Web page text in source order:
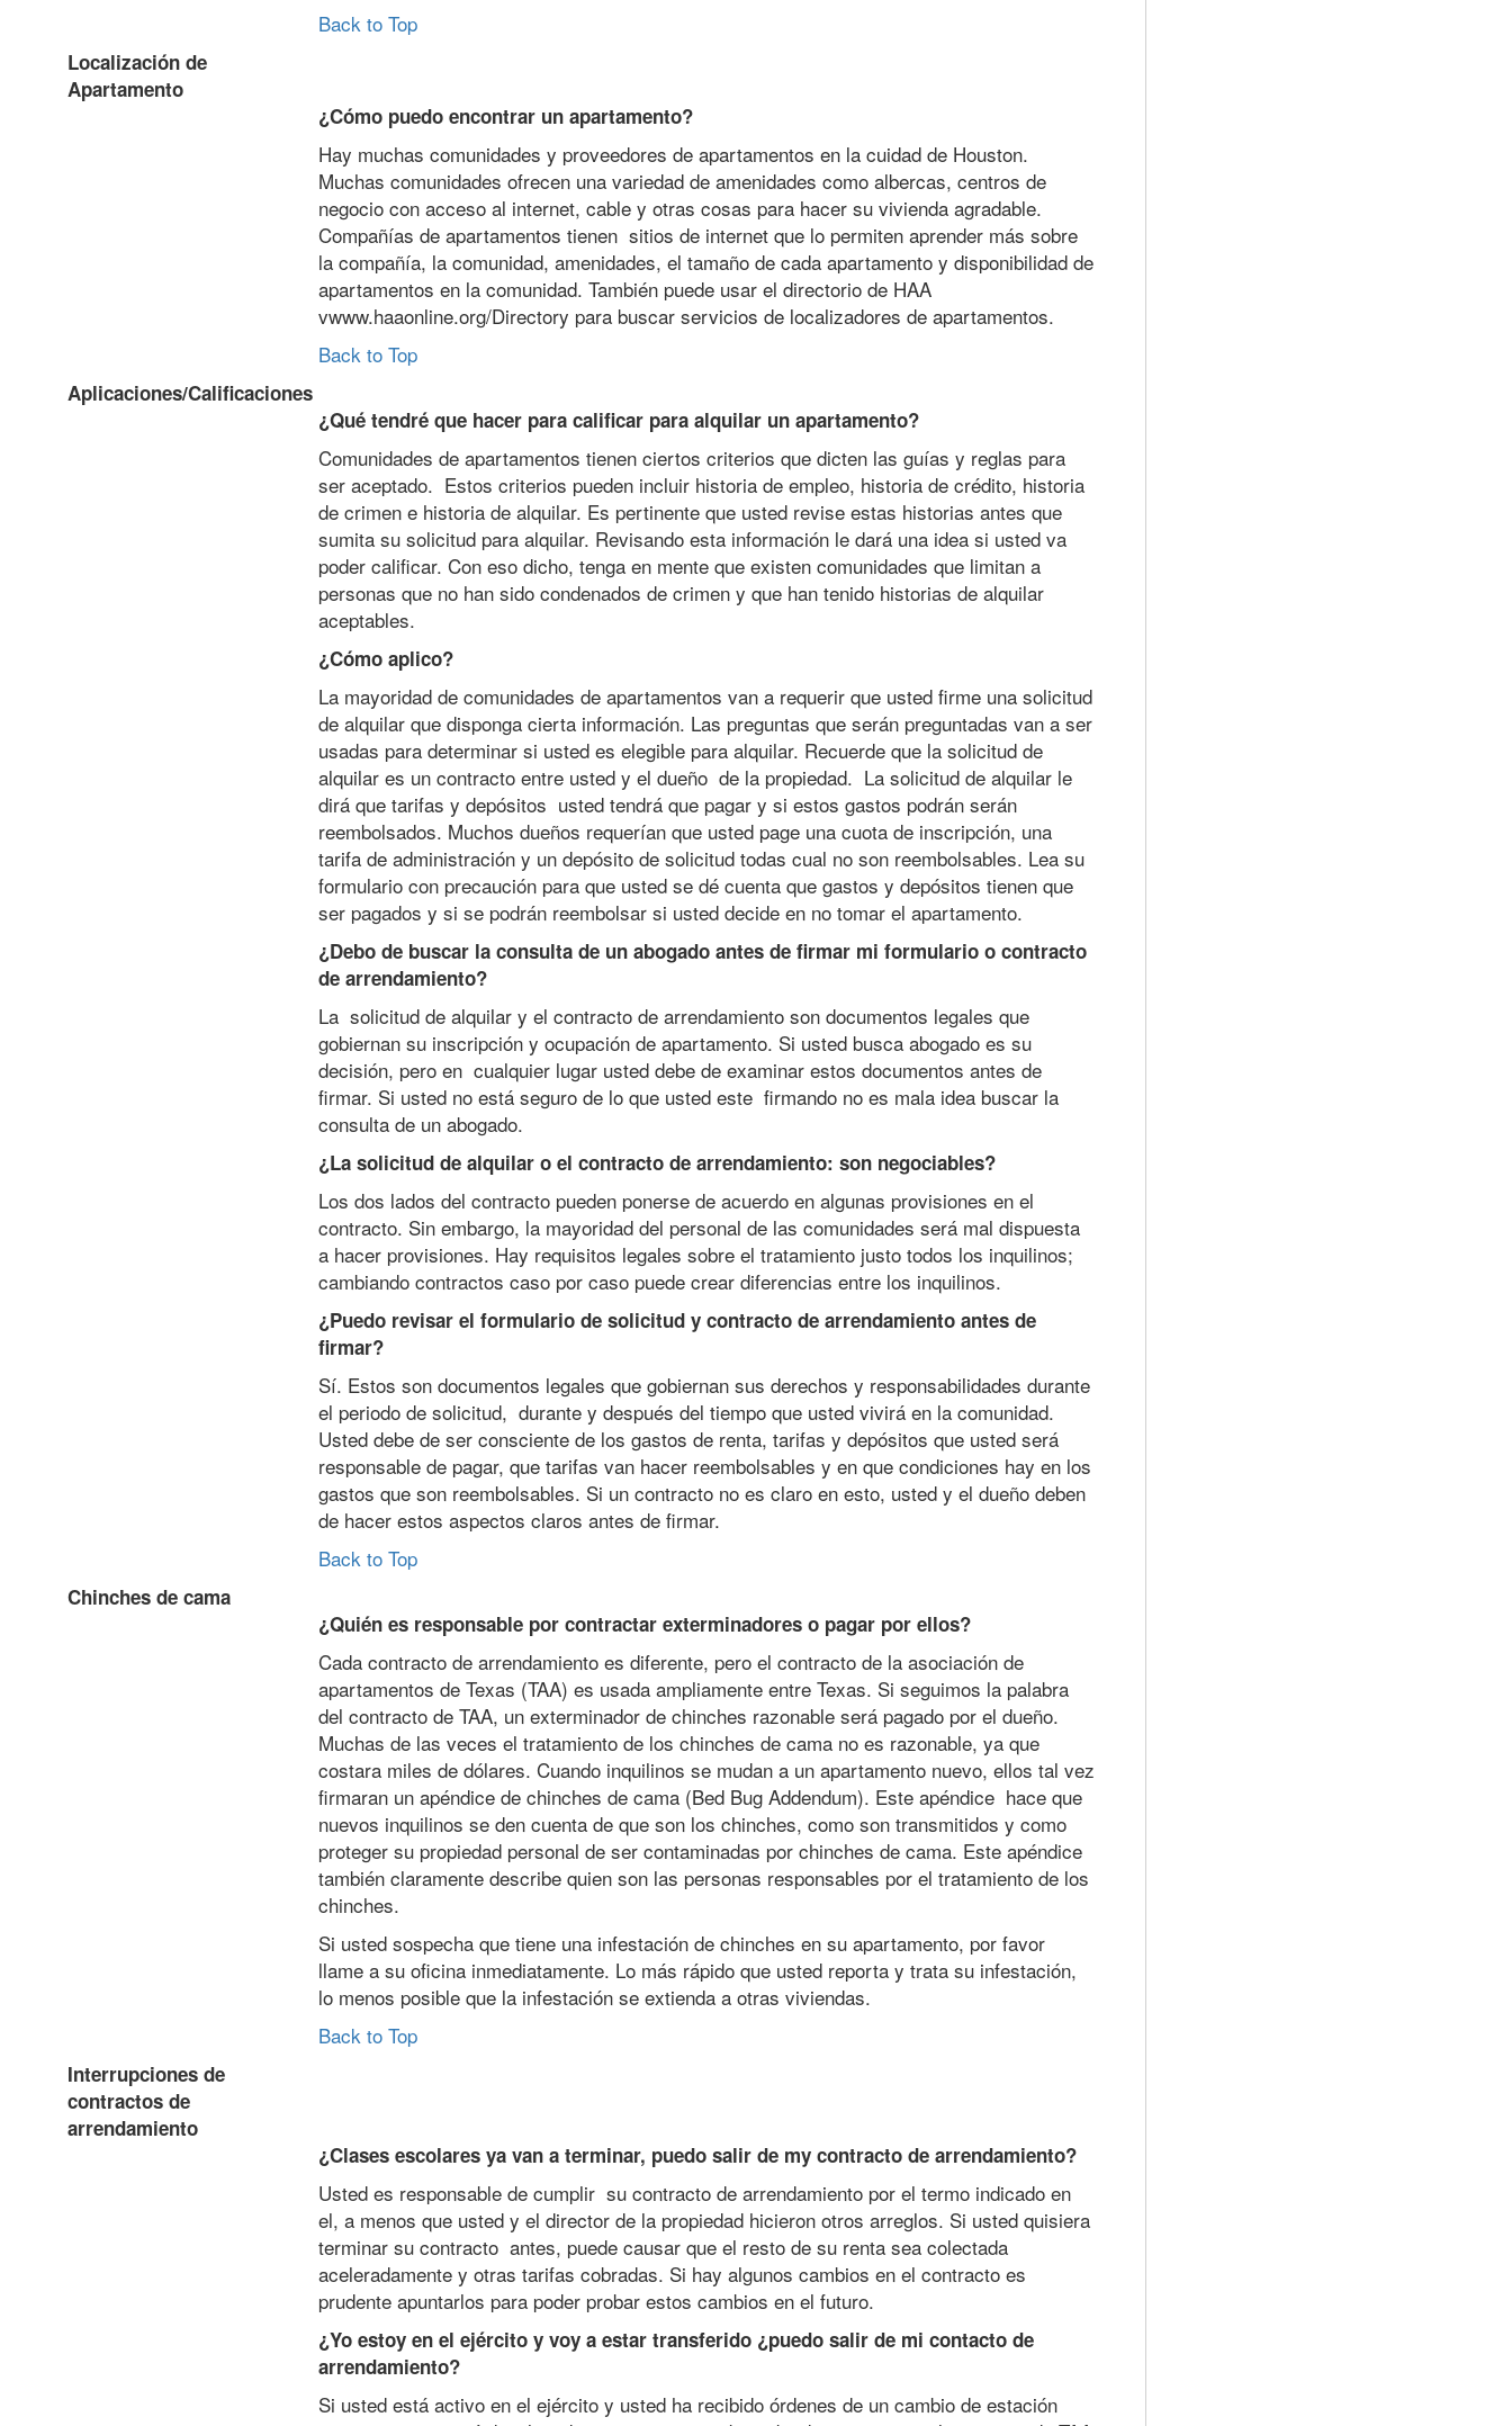
Back to Top
Localización de
Apartamento
¿Cómo puedo encontrar un apartamento?
Hay muchas comunidades y proveedores de apartamentos en la cuidad de Houston.
Muchas comunidades ofrecen una variedad de amenidades como albercas, centros de
negocio con acceso al internet, cable y otras cosas para hacer su vivienda agradable.
Compañías de apartamentos tienen sitios de internet que lo permiten aprender más sobre
la compañía, la comunidad, amenidades, el tamaño de cada apartamento y disponibilidad de
apartamentos en la comunidad. También puede usar el directorio de HAA
vwww.haaonline.org/Directory para buscar servicios de localizadores de apartamentos.
Back to Top
Aplicaciones/Calificaciones
¿Qué tendré que hacer para calificar para alquilar un apartamento?
Comunidades de apartamentos tienen ciertos criterios que dicten las guías y reglas para
ser aceptado. Estos criterios pueden incluir historia de empleo, historia de crédito, historia
de crimen e historia de alquilar. Es pertinente que usted revise estas historias antes que
sumita su solicitud para alquilar. Revisando esta información le dará una idea si usted va
poder calificar. Con eso dicho, tenga en mente que existen comunidades que limitan a
personas que no han sido condenados de crimen y que han tenido historias de alquilar
aceptables.
¿Cómo aplico?
La mayoridad de comunidades de apartamentos van a requerir que usted firme una solicitud
de alquilar que disponga cierta información. Las preguntas que serán preguntadas van a ser
usadas para determinar si usted es elegible para alquilar. Recuerde que la solicitud de
alquilar es un contracto entre usted y el dueño de la propiedad. La solicitud de alquilar le
dirá que tarifas y depósitos usted tendrá que pagar y si estos gastos podrán serán
reembolsados. Muchos dueños requerían que usted page una cuota de inscripción, una
tarifa de administración y un depósito de solicitud todas cual no son reembolsables. Lea su
formulario con precaución para que usted se dé cuenta que gastos y depósitos tienen que
ser pagados y si se podrán reembolsar si usted decide en no tomar el apartamento.
¿Debo de buscar la consulta de un abogado antes de firmar mi formulario o contracto
de arrendamiento?
La solicitud de alquilar y el contracto de arrendamiento son documentos legales que
gobiernan su inscripción y ocupación de apartamento. Si usted busca abogado es su
decisión, pero en cualquier lugar usted debe de examinar estos documentos antes de
firmar. Si usted no está seguro de lo que usted este firmando no es mala idea buscar la
consulta de un abogado.
¿La solicitud de alquilar o el contracto de arrendamiento: son negociables?
Los dos lados del contracto pueden ponerse de acuerdo en algunas provisiones en el
contracto. Sin embargo, la mayoridad del personal de las comunidades será mal dispuesta
a hacer provisiones. Hay requisitos legales sobre el tratamiento justo todos los inquilinos;
cambiando contractos caso por caso puede crear diferencias entre los inquilinos.
¿Puedo revisar el formulario de solicitud y contracto de arrendamiento antes de
firmar?
Sí. Estos son documentos legales que gobiernan sus derechos y responsabilidades durante
el periodo de solicitud, durante y después del tiempo que usted vivirá en la comunidad.
Usted debe de ser consciente de los gastos de renta, tarifas y depósitos que usted será
responsable de pagar, que tarifas van hacer reembolsables y en que condiciones hay en los
gastos que son reembolsables. Si un contracto no es claro en esto, usted y el dueño deben
de hacer estos aspectos claros antes de firmar.
Back to Top
Chinches de cama
¿Quién es responsable por contractar exterminadores o pagar por ellos?
Cada contracto de arrendamiento es diferente, pero el contracto de la asociación de
apartamentos de Texas (TAA) es usada ampliamente entre Texas. Si seguimos la palabra
del contracto de TAA, un exterminador de chinches razonable será pagado por el dueño.
Muchas de las veces el tratamiento de los chinches de cama no es razonable, ya que
costara miles de dólares. Cuando inquilinos se mudan a un apartamento nuevo, ellos tal vez
firmaran un apéndice de chinches de cama (Bed Bug Addendum). Este apéndice hace que
nuevos inquilinos se den cuenta de que son los chinches, como son transmitidos y como
proteger su propiedad personal de ser contaminadas por chinches de cama. Este apéndice
también claramente describe quien son las personas responsables por el tratamiento de los
chinches.
Si usted sospecha que tiene una infestación de chinches en su apartamento, por favor
llame a su oficina inmediatamente. Lo más rápido que usted reporta y trata su infestación,
lo menos posible que la infestación se extienda a otras viviendas.
Back to Top
Interrupciones de
contractos de
arrendamiento
¿Clases escolares ya van a terminar, puedo salir de my contracto de arrendamiento?
Usted es responsable de cumplir su contracto de arrendamiento por el termo indicado en
el, a menos que usted y el director de la propiedad hicieron otros arreglos. Si usted quisiera
terminar su contracto antes, puede causar que el resto de su renta sea colectada
aceleradamente y otras tarifas cobradas. Si hay algunos cambios en el contracto es
prudente apuntarlos para poder probar estos cambios en el futuro.
¿Yo estoy en el ejército y voy a estar transferido ¿puedo salir de mi contacto de
arrendamiento?
Si usted está activo en el ejército y usted ha recibido órdenes de un cambio de estación